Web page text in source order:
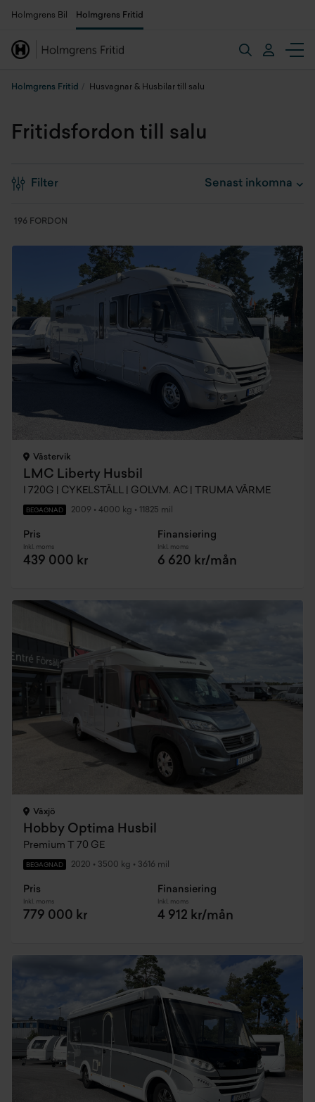
Holmgrens Bil Holmgrens Fritid
Holmgrens Fritid Husvagnar & Husbilar till salu
Fritidsfordon till salu
Filter
196 FORDON
Västervik
LMC Liberty Husbil
I 720G | CYKELSTÄLL | GOLVM. AC | TRUMA VÄRME
BEGAGNAD 2009 • 4000 kg • 11825 mil
Pris
Inkl. moms
439 000 kr
Finansiering
Inkl. moms
6 620 kr/mån
Växjö
Hobby Optima Husbil
Premium T 70 GE
BEGAGNAD 2020 • 3500 kg • 3616 mil
Pris
Inkl. moms
779 000 kr
Finansiering
Inkl. moms
4 912 kr/mån